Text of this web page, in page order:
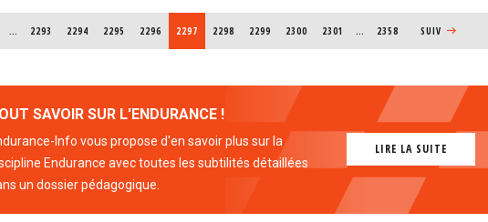
… PAGE
2293 PAGE
2294 PAGE
2295 PAGE
2296 PAGE COURANTE
2297 PAGE
2298 PAGE
2299 PAGE
2300 PAGE
2301 … 2358 PAGE SUIVANTE
SUIV
SAVOIR SUR L'ENDURANCE !
Info vous propose d'en savoir plus sur la
Endurance avec toutes les subtilités détaillées
un dossier pédagogique.
LIRE LA SUITE